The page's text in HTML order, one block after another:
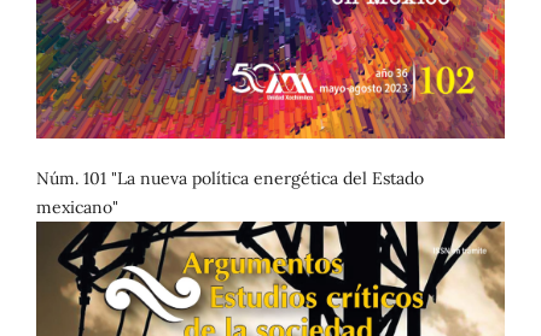
Núm. 101 "La nueva política energética del Estado
mexicano"